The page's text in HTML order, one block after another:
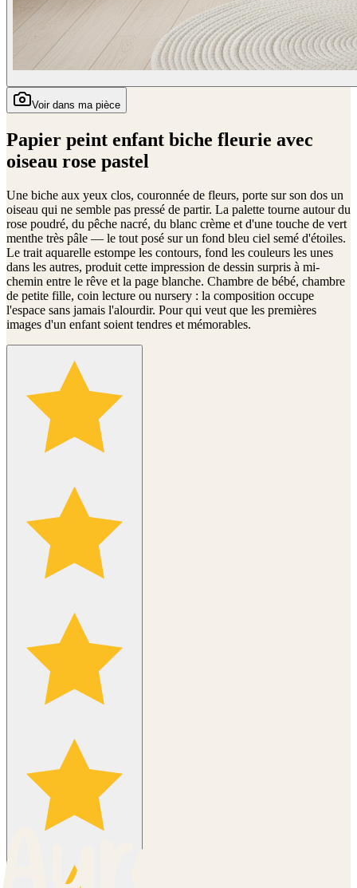
Voir dans ma pièce
Papier peint enfant biche fleurie avec
oiseau rose pastel
Une biche aux yeux clos, couronnée de fleurs, porte sur son dos un
oiseau qui ne semble pas pressé de partir. La palette tourne autour du
rose poudré, du pêche nacré, du blanc crème et d'une touche de vert
menthe très pâle — le tout posé sur un fond bleu ciel semé d'étoiles.
Le trait aquarelle estompe les contours, fond les couleurs les unes
dans les autres, produit cette impression de dessin surpris à mi-
chemin entre le rêve et la page blanche. Chambre de bébé, chambre
de petite fille, coin lecture ou nursery : la composition occupe
l'espace sans jamais l'alourdir. Pour qui veut que les premières
images d'un enfant soient tendres et mémorables.